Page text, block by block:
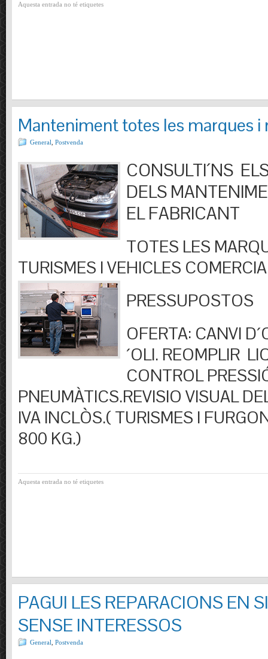
Aquesta entrada no té etiquetes
Manteniment totes les marques i
General Postvenda
CONSULTI´NS
DELS
EL FABRICANT
TOTES LES
TURISMES I VEHICLES
PRESSUPOSTOS
OFERTA: CANVI
´OLI. REOMPLIR
CONTROL
PNEUMÀTICS.REVISIO VISUAL
IVA INCLÒS.( TURISMES I
800 KG.)
Aquesta entrada no té etiquetes
PAGUI LES REPARACIONS EN
SENSE INTERESSOS
General Postvenda